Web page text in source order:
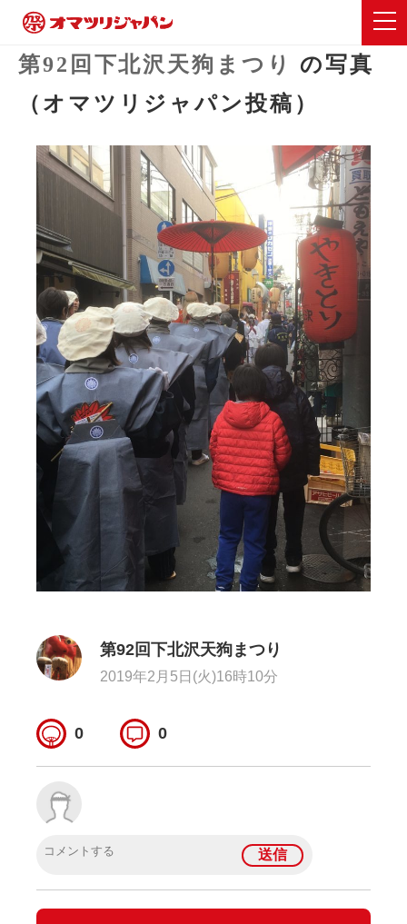
第92回下北沢天狗まつり
の写真
（オマツリジャパン投稿）
第92回下北沢天狗まつり
2019年2月5日(火)16時10分
0 0